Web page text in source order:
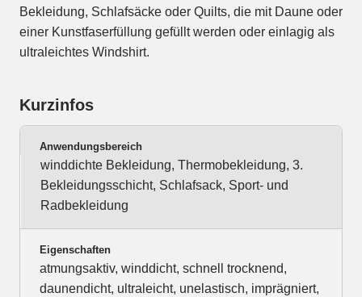
Bekleidung, Schlafsäcke oder Quilts, die mit Daune oder
einer Kunstfaserfüllung gefüllt werden oder einlagig als
ultraleichtes Windshirt.
Kurzinfos
Anwendungsbereich
winddichte Bekleidung, Thermobekleidung, 3.
Bekleidungsschicht, Schlafsack, Sport- und
Radbekleidung
Eigenschaften
atmungsaktiv, winddicht, schnell trocknend,
daunendicht, ultraleicht, unelastisch, imprägniert,